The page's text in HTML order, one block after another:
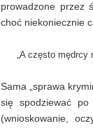
prowadzone przez
choć niekoniecznie
„A często mędrcy
Sama „sprawa
się spodziewać po
(wnioskowanie,